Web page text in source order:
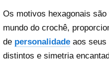
Os motivos hexagonais
mundo do crochê,
de personalidade aos seus
distintos e simetria